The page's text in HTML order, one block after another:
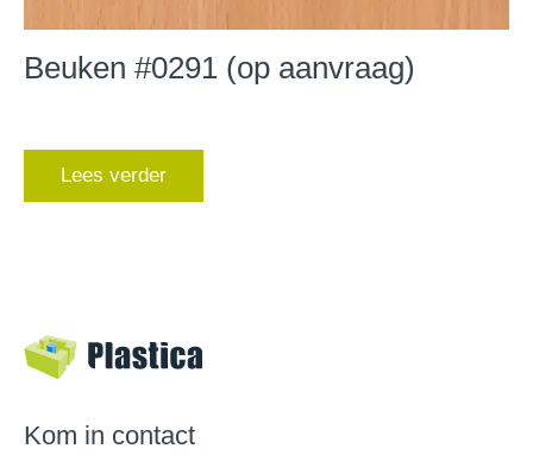
Beuken #0291 (op aanvraag)
Lees verder
Kom in contact